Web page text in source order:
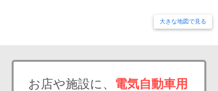
大きな地図で見る
お店や施設に、 電気自動車用